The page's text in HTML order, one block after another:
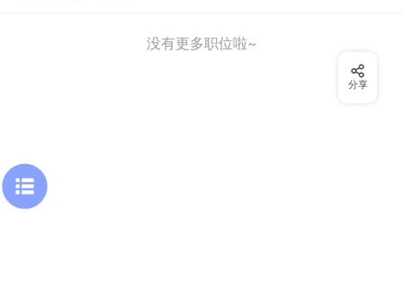
没有更多职位啦~
分享